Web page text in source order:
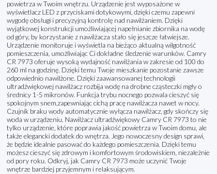
powietrza w Twoim wnętrzu. Urządzenie jest wyposażone w
wyświetlacz LED z przyciskami dotykowymi, dzięki czemu zapewni
wygodę obsługi i precyzyjną kontrolę nad nawilżaniem. Dzięki
wyjątkowej konstrukcji umożliwiającej napełnianie zbiornika na wodę
od góry, by korzystanie z nawilżacza stało się jeszcze łatwiejsze.
Urządzenie monitoruje i wyświetla na bieżąco aktualną wilgotność
pomieszczenia, umożliwiając Ci dokładne śledzenie warunków. Camry
CR 7973 oferuje wysoką wydajność nawilżania w zakresie od 100 do
260 ml na godzinę. Dzięki temu Twoje mieszkanie pozostanie zawsze
odpowiednio nawilżone. Dzięki zaawansowanej technologii
ultradźwiękowej nawilżacz rozbija wodę na drobne cząsteczki mgły o
średnicy 1-5 mikronów. Funkcja trybu nocnego pozwala cieszyć się
spokojnym snem,zapewniając cichą pracę nawilżacza nawet w nocy.
Czujnik braku wody automatycznie wyłącza nawilżacz, gdy skończy się
woda w urządzeniu. Nawilżacz ultradźwiękowy Camry CR 7973 to nie
tylko urządzenie, które poprawia jakość powietrza w Twoim domu, ale
także elegancki dodatek do wnętrza. Jego nowoczesny design sprawi,
że będzie idealnie pasować do każdego pomieszczenia. Dzięki temu
możesz cieszyć się zdrowym i komfortowym środowiskiem, niezależnie
od pory roku. Odkryj, jak Camry CR 7973 może uczynić Twoje
wnętrze bardziej przyjemnym i relaksującym.